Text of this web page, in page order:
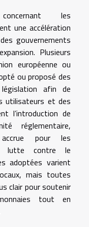
les
une accélération
gouvernements
Plusieurs
européenne ou
ou proposé des
afin de
utilisateurs et des
l’introduction de
réglementaire,
accrue pour les
lutte contre le
adoptées varient
mais toutes
clair pour soutenir
tout en